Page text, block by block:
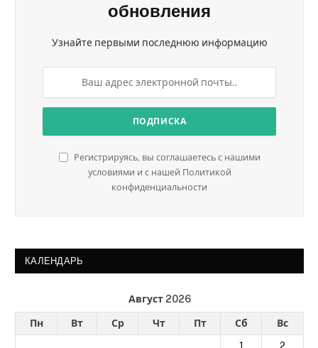
обновления
Узнайте первыми последнюю информацию
Регистрируясь, вы соглашаетесь с нашими
условиями и с нашей Политикой
конфиденциальности
КАЛЕНДАРЬ
Август 2026
Пн Вт Ср Чт Пт Сб
Вс